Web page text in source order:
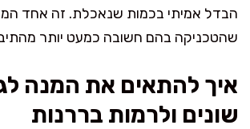
הבדל אמיתי בכמות שנאכלת. זה אחד
שהטכניקה בהם חשובה כמעט יותר
איך להתאים את המנה
שונים ולרמות בררנות